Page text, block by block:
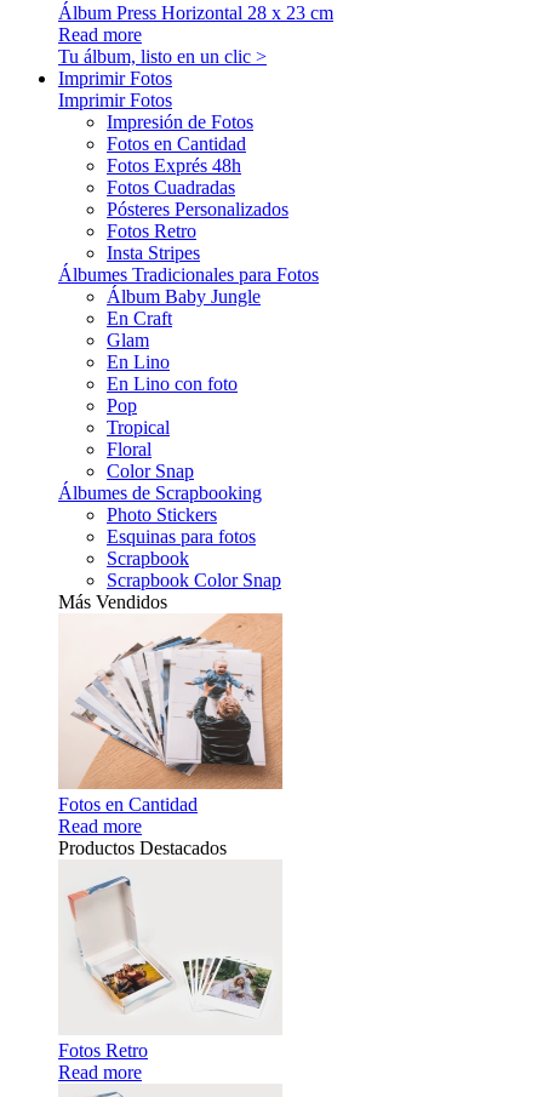
Álbum Press Horizontal 28 x 23 cm
Read more
Tu álbum, listo en un clic >
Imprimir Fotos
Imprimir Fotos
Impresión de Fotos
Fotos en Cantidad
Fotos Exprés 48h
Fotos Cuadradas
Pósteres Personalizados
Fotos Retro
Insta Stripes
Álbumes Tradicionales para Fotos
Álbum Baby Jungle
En Craft
Glam
En Lino
En Lino con foto
Pop
Tropical
Floral
Color Snap
Álbumes de Scrapbooking
Photo Stickers
Esquinas para fotos
Scrapbook
Scrapbook Color Snap
Más Vendidos
Fotos en Cantidad
Read more
Productos Destacados
Fotos Retro
Read more